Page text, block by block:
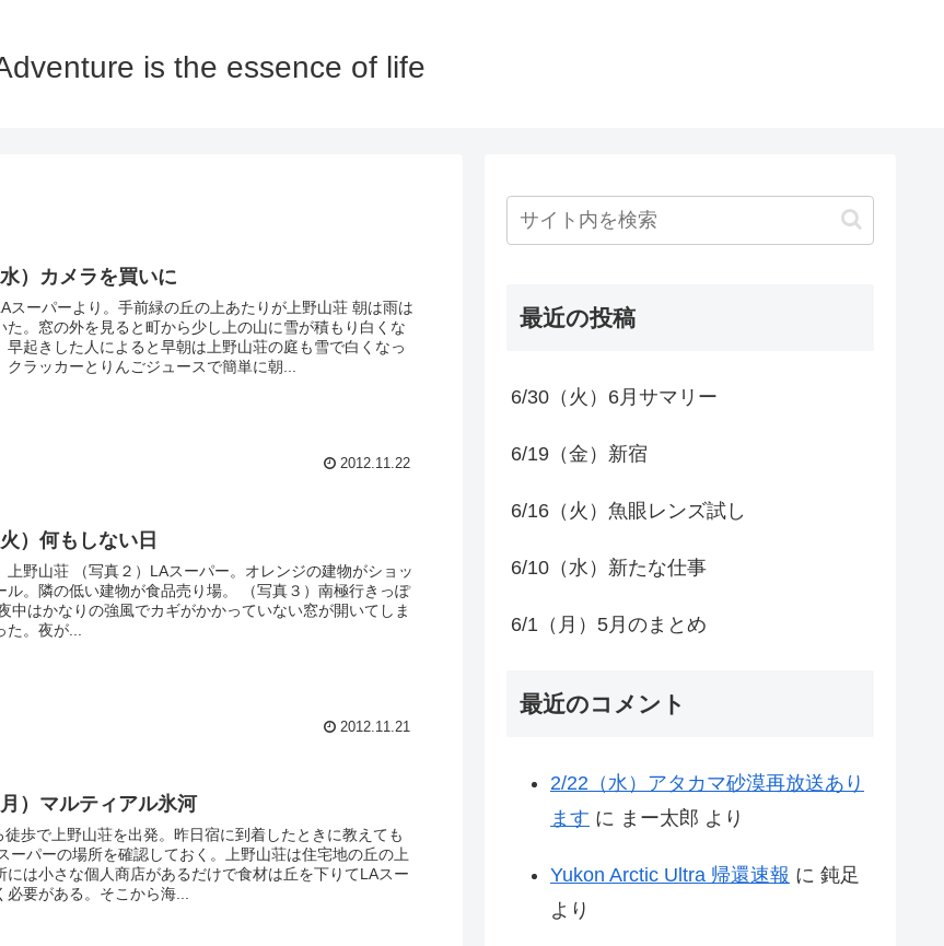
is the essence of life
）カメラを買いに
スーパーより。手前緑の丘の上あたりが上野山荘 朝は雨は
た。窓の外を見ると町から少し上の山に雪が積もり白くな
早起きした人によると早朝は上野山荘の庭も雪で白くなっ
クラッカーとりんごジュースで簡単に朝...
2012.11.22
）何もしない日
上野山荘 （写真２）LAスーパー。オレンジの建物がショッ
ル。隣の低い建物が食品売り場。 （写真３）南極行きっぽ
中はかなりの強風でカギがかかっていない窓が開いてしま
た。夜が...
2012.11.21
）マルティアル氷河
歩で上野山荘を出発。昨日宿に到着したときに教えても
ーパーの場所を確認しておく。上野山荘は住宅地の丘の上
には小さな個人商店があるだけで食材は丘を下りてLAスー
必要がある。そこから海...
最近の投稿
6/30（火）6月サマリー
6/19（金）新宿
6/16（火）魚眼レンズ試し
6/10（水）新たな仕事
6/1（月）5月のまとめ
最近のコメント
2/22（水）アタカマ砂漠再放送あり
ます に まー太郎 より
Yukon Arctic Ultra 帰還速報 に 鈍足
より